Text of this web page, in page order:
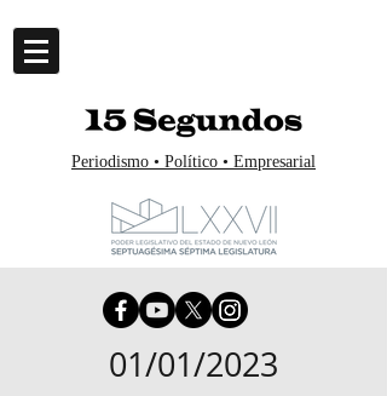
Periodismo • Político • Empresarial
01/01/2023